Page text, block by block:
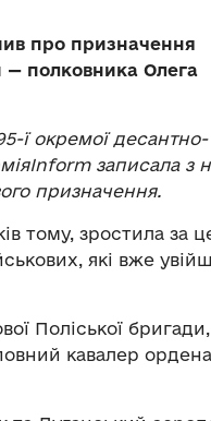
про призначення
— полковника Олега
ї окремої десантно-
записала з
призначення.
тому, зростила за
які вже
Поліської бригади,
кавалер ордена